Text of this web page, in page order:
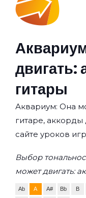
двигать:
гитары
Аквариум: Она
гитаре,
сайте уроков
Выбор
может двигать:
Ab A A# Bb B